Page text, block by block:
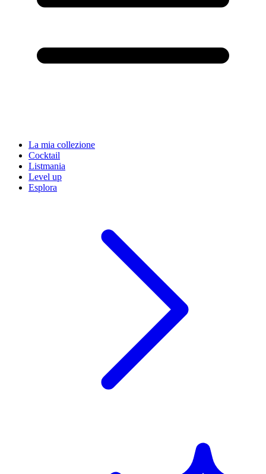
La mia collezione
Cocktail
Listmania
Level up
Esplora